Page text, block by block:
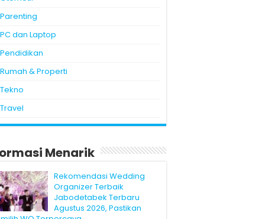
Parenting
PC dan Laptop
Pendidikan
Rumah & Properti
Tekno
Travel
Menarik
Rekomendasi Wedding
Organizer Terbaik
Jabodetabek Terbaru
Agustus 2026, Pastikan